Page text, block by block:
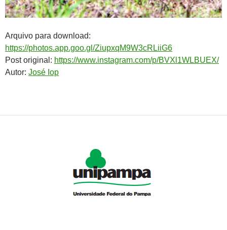
Arquivo para download:
https://photos.app.goo.gl/ZiupxqM9W3cRLiiG6
Post original: https://www.instagram.com/p/BVXl1WLBUEX/
Autor: José Iop